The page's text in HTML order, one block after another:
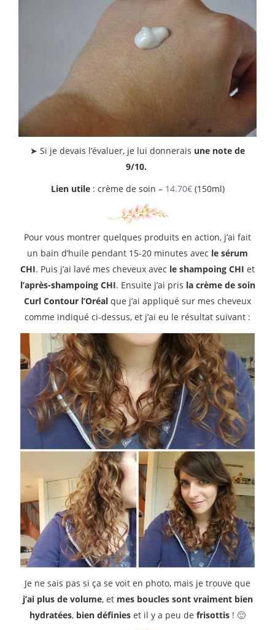
➤ Si je devais l’évaluer, je lui donnerais une note de
9/10.
Lien utile: crème de soin – 14.70€(150ml)
Pour vous montrer quelques produits en action, j’ai fait
un bain d’huile pendant 15-20 minutes avec le sérum
CHI. Puis j’ai lavé mes cheveux avec le shampoing CHI et
l’après-shampoing CHI. Ensuite j’ai pris la crème de soin
Curl Contour l’Oréal que j’ai appliqué sur mes cheveux
comme indiqué ci-dessus, et j’ai eu le résultat suivant :
Je ne sais pas si ça se voit en photo, mais je trouve que
j’ai plus de volume, et mes boucles sont vraiment bien
hydratées, bien définies et il y a peu de frisottis ! 🙂